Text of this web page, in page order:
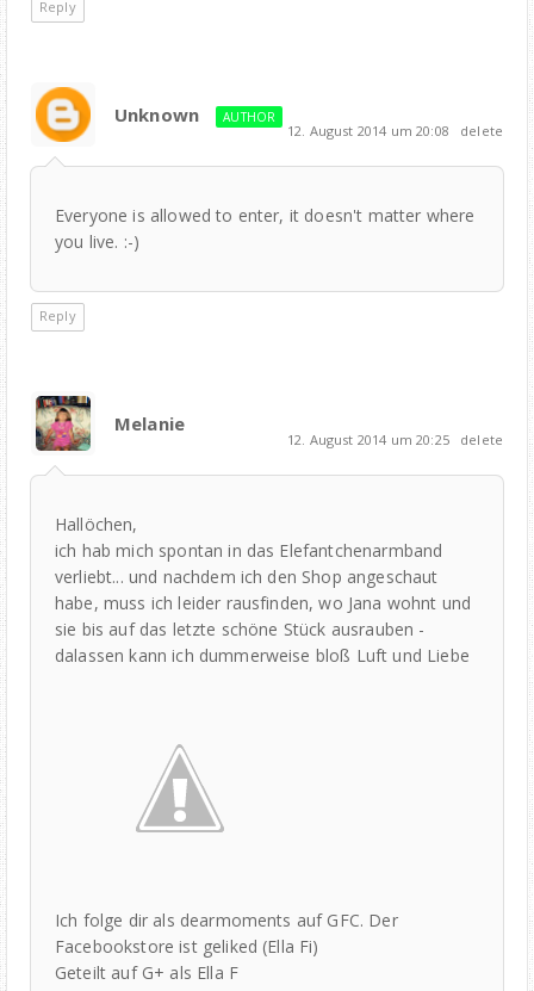
Reply
Unknown AUTHOR
12. August 2014 um 20:08 delete
Everyone is allowed to enter, it doesn't matter where
you live. :-)
Reply
Melanie
12. August 2014 um 20:25 delete
Hallöchen,
ich hab mich spontan in das Elefantchenarmband
verliebt... und nachdem ich den Shop angeschaut
habe, muss ich leider rausfinden, wo Jana wohnt und
sie bis auf das letzte schöne Stück ausrauben -
dalassen kann ich dummerweise bloß Luft und Liebe
Ich folge dir als dearmoments auf GFC. Der
Facebookstore ist geliked (Ella Fi)
Geteilt auf G+ als Ella F